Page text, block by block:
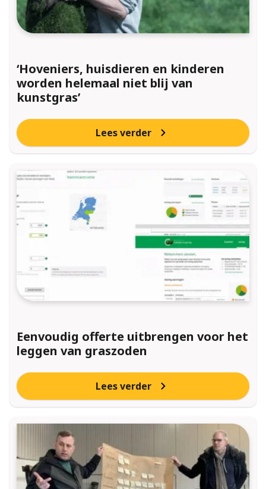
‘Hoveniers, huisdieren en kinderen
worden helemaal niet blij van
kunstgras’
Lees verder
Eenvoudig offerte uitbrengen voor het
leggen van graszoden
Lees verder